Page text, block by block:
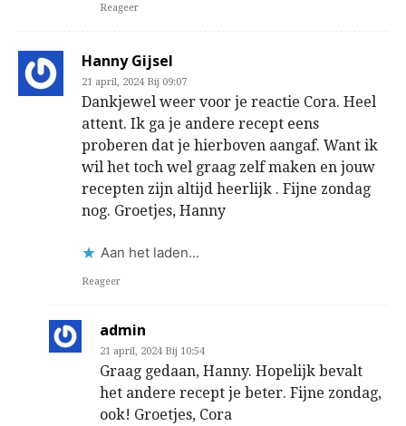
Reageer
Hanny Gijsel
21 april, 2024 Bij 09:07
Dankjewel weer voor je reactie Cora. Heel
attent. Ik ga je andere recept eens
proberen dat je hierboven aangaf. Want ik
wil het toch wel graag zelf maken en jouw
recepten zijn altijd heerlijk . Fijne zondag
nog. Groetjes, Hanny
Aan het laden...
Reageer
admin
21 april, 2024 Bij 10:54
Graag gedaan, Hanny. Hopelijk bevalt
het andere recept je beter. Fijne zondag,
ook! Groetjes, Cora